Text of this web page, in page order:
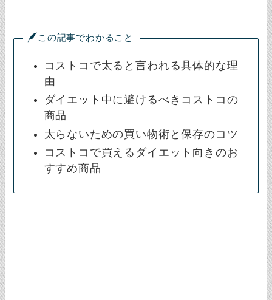
この記事でわかること
コストコで太ると言われる具体的な理
由
ダイエット中に避けるべきコストコの
商品
太らないための買い物術と保存のコツ
コストコで買えるダイエット向きのお
すすめ商品